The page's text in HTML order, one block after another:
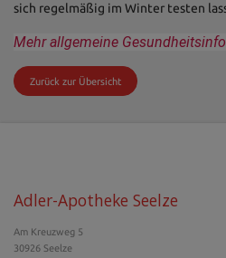
Zurück zur Übersicht
sich regelmäßig im Winter testen
Mehr allgemeine
Adler-Apotheke Seelze
Am Kreuzweg 5
30926 Seelze